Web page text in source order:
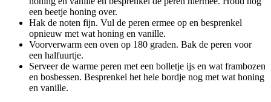
een beetje honing over.
Hak de noten fijn. Vul de peren ermee op en besprenkel
opnieuw met wat honing en vanille.
Voorverwarm een oven op 180 graden. Bak de peren voor
een halfuurtje.
Serveer de warme peren met een bolletje ijs en wat frambozen
en bosbessen. Besprenkel het hele bordje nog met wat honing
en vanille.